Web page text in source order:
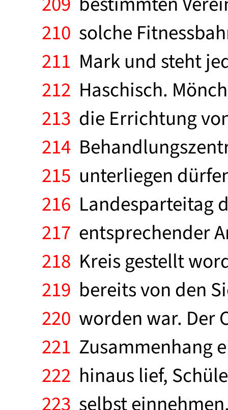
210 solche
211 Mark und steht
212 Haschisch.
213 die Errichtung
214
215 unterliegen
216 Landesparteitag
217 entsprechender
218 Kreis gestellt
219 bereits von den
220 worden war. Der
221 Zusammenhang
222 hinaus lief,